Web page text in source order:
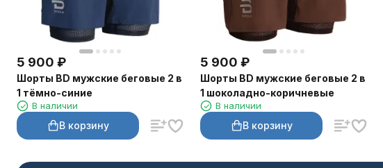
5 900 ₽
Шорты BD мужские беговые 2 в
1 тёмно-синие
В наличии
В корзину
5 900 ₽
Шорты BD мужские беговые 2 в
1 шоколадно-коричневые
В наличии
В корзину